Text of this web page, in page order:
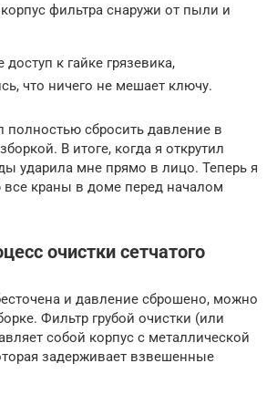
фильтра снаружи от пыли и
доступ к гайке грязевика,
что ничего не мешает ключу.
сбросить давление в
В итоге, когда я открутил
ударила мне прямо в лицо. Теперь я
все краны в доме перед началом
очистки сетчатого
и давление сброшено, можно
Фильтр грубой очистки (или
собой корпус с металлической
задерживает взвешенные